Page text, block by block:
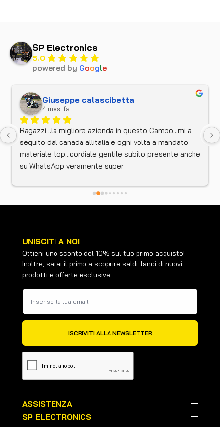
SP Electronics
5.0
powered by Google
Giuseppe calascibetta
4 mesi fa
Ragazzi ..la migliore azienda in questo Campo...mi a
sequito dal canada allitalia e ogni volta a mandato
materiale top...cordiale gentile subito presente anche
su WhatsApp veramente super
SP ELECTRONICS
ASSISTENZA
UNISCITI A NOI
Ottieni uno sconto del 10% sul tuo primo acquisto!
Inoltre, sarai il primo a scoprire saldi, lanci di nuovi
prodotti e offerte esclusive.